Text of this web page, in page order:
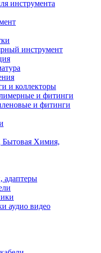
инструмента
инструмент
и коллекторы
и фитинги
и фитинги
Бытовая Химия,
адаптеры
аудио видео